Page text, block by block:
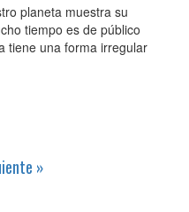
planeta muestra su
tiempo es de público
tiene una forma irregular
»